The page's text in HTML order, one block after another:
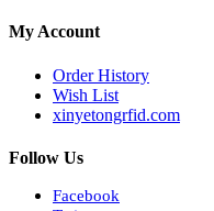
My Account
Order History
Wish List
xinyetongrfid.com
Follow Us
Facebook